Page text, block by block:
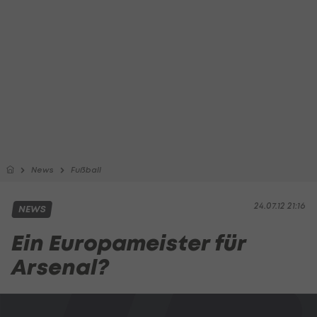
News Fußball
24.07.12 21:16
NEWS
Ein Europameister für
Arsenal?